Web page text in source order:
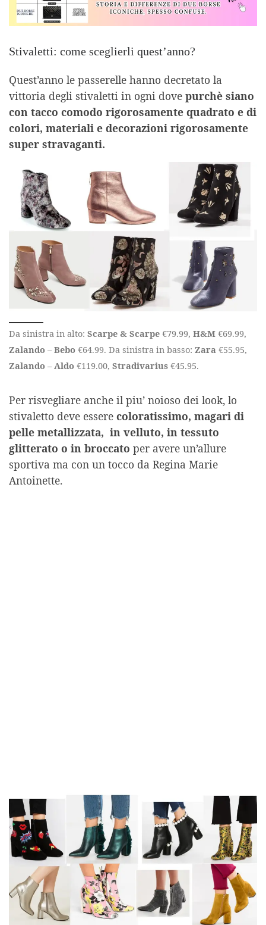
Stivaletti: come sceglierli quest’anno?
Quest’anno le passerelle hanno decretato la
vittoria degli stivaletti in ogni dove purchè siano
con tacco comodo rigorosamente quadrato e di
colori, materiali e decorazioni rigorosamente
super stravaganti.
Da sinistra in alto: Scarpe & Scarpe €79.99, H&M €69.99,
Zalando – Bebo €64.99. Da sinistra in basso: Zara €55.95,
Zalando – Aldo €119.00, Stradivarius €45.95.
Per risvegliare anche il piu’ noioso dei look, lo
stivaletto deve essere coloratissimo, magari di
pelle metallizzata, in velluto, in tessuto
glitterato o in broccato per avere un’allure
sportiva ma con un tocco da Regina Marie
Antoinette.